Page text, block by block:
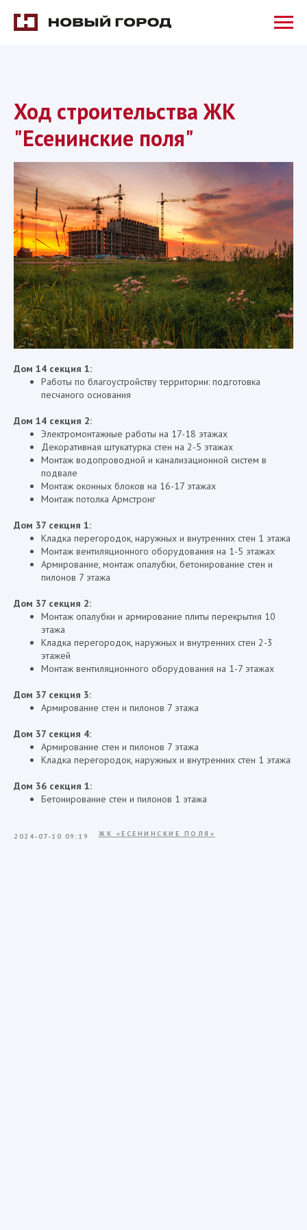
Ход строительства ЖК
"Есенинские поля"
Дом 14 секция 1:
Работы по благоустройству территории: подготовка
песчаного основания
Дом 14 секция 2:
Электромонтажные работы на 17-18 этажах
Декоративная штукатурка стен на 2-5 этажах
Монтаж водопроводной и канализационной систем в
подвале
Монтаж оконных блоков на 16-17 этажах
Монтаж потолка Армстронг
Дом 37 секция 1:
Кладка перегородок, наружных и внутренних стен 1 этажа
Монтаж вентиляционного оборудования на 1-5 этажах
Армирование, монтаж опалубки, бетонирование стен и
пилонов 7 этажа
Дом 37 секция 2:
Монтаж опалубки и армирование плиты перекрытия 10
этажа
Кладка перегородок, наружных и внутренних стен 2-3
этажей
Монтаж вентиляционного оборудования на 1-7 этажах
Дом 37 секция 3:
Армирование стен и пилонов 7 этажа
Дом 37 секция 4:
Армирование стен и пилонов 7 этажа
Кладка перегородок, наружных и внутренних стен 1 этажа
Дом 36 секция 1:
Бетонирование стен и пилонов 1 этажа
2024-07-10 09:19 ЖК «ЕСЕНИНСКИЕ ПОЛЯ»